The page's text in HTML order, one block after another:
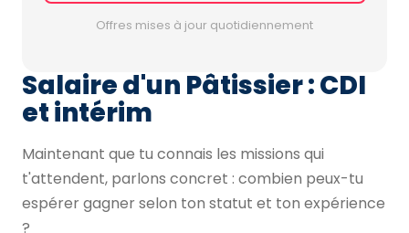
Offres mises à jour quotidiennement
Salaire d'un Pâtissier : CDI
et intérim
Maintenant que tu connais les missions qui
t'attendent, parlons concret : combien peux-tu
espérer gagner selon ton statut et ton expérience
?